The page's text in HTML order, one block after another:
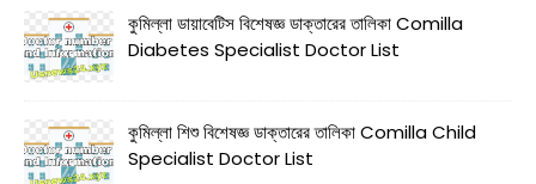
কুমিল্লা ডায়াবেটিস বিশেষজ্ঞ ডাক্তারের তালিকা Comilla
Diabetes Specialist Doctor List
কুমিল্লা শিশু বিশেষজ্ঞ ডাক্তারের তালিকা Comilla Child
Specialist Doctor List